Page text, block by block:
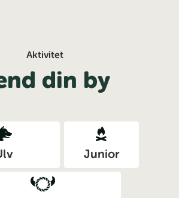
Aktivitet
din by
Junior